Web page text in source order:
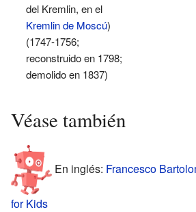
del Kremlin, en el
Kremlin de Moscú)
(1747-1756;
reconstruido en 1798;
demolido en 1837)
Véase también
En inglés: Francesco
for Kids